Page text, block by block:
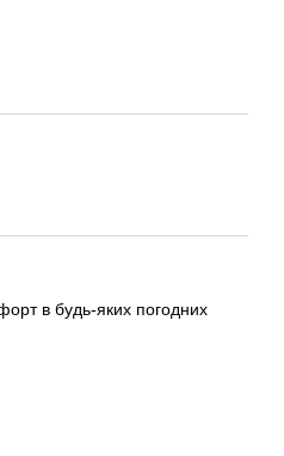
в будь-яких погодних